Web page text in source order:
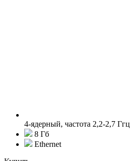
4-ядерный, частота 2,2-2,7 Ггц
8 Гб
Ethernet